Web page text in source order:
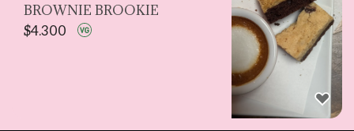
BROWNIE BROOKIE
$4.300